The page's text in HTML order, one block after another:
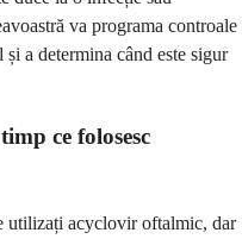
va programa controale
a determina când este sigur
ce folosesc
utilizați acyclovir oftalmic, dar